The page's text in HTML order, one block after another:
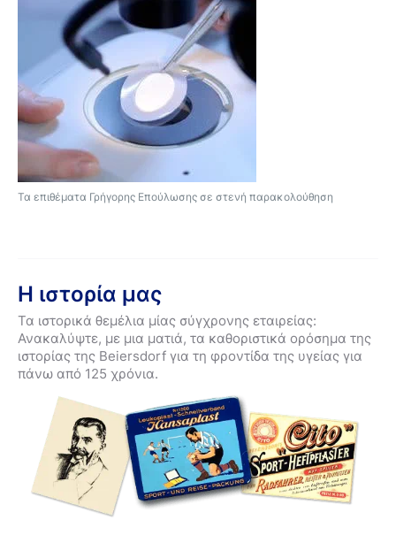
Τα επιθέματα Γρήγορης Επούλωσης σε στενή παρακολούθηση
Η ιστορία μας
Τα ιστορικά θεμέλια μίας σύγχρονης εταιρείας:
Ανακαλύψτε, με μια ματιά, τα καθοριστικά ορόσημα της
ιστορίας της Beiersdorf για τη φροντίδα της υγείας για
πάνω από 125 χρόνια.